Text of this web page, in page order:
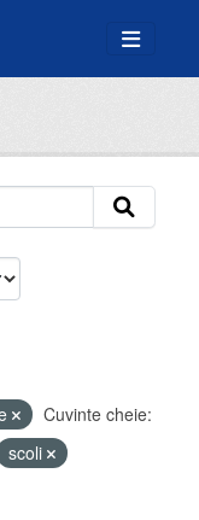
Cuvinte cheie:
scoli